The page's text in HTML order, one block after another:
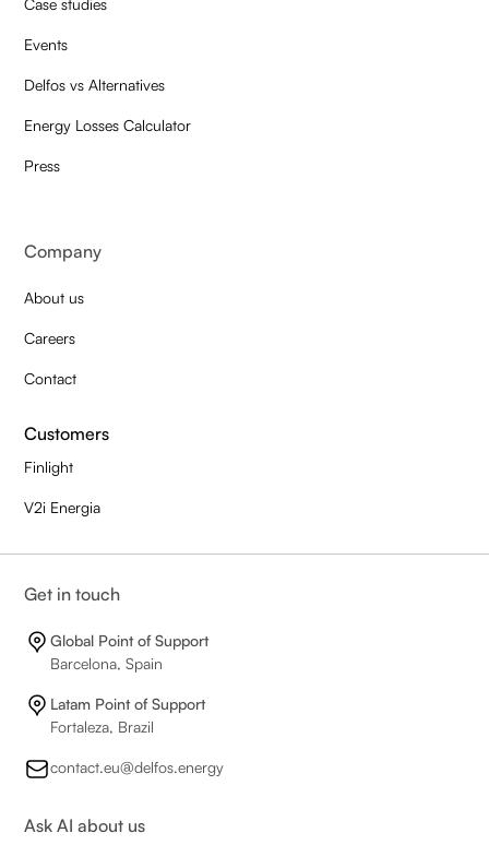
Case studies
Events
Delfos vs Alternatives
Energy Losses Calculator
Press
Company
About us
Careers
Contact
Customers
Finlight
V2i Energia
Get in touch
Global Point of Support
Barcelona, Spain
Latam Point of Support
Fortaleza, Brazil
contact.eu@delfos.energy
Ask AI about us